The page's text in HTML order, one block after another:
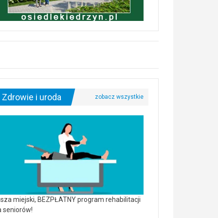
Zdrowie i uroda
miejski, BEZPŁATNY program rehabilitacji
seniorów!